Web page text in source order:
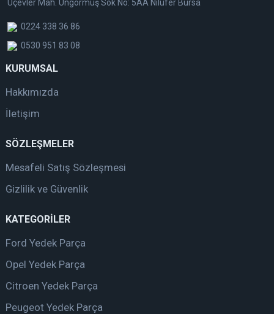
Üçevler Mah. Üngörmüş Sok No: 5AA Nilüfer Bursa
0224 338 36 86
0530 951 83 08
KURUMSAL
Hakkımızda
İletişim
SÖZLEŞMELER
Mesafeli Satış Sözleşmesi
Gizlilik ve Güvenlik
KATEGORİLER
Ford Yedek Parça
Opel Yedek Parça
Citroen Yedek Parça
Peugeot Yedek Parça